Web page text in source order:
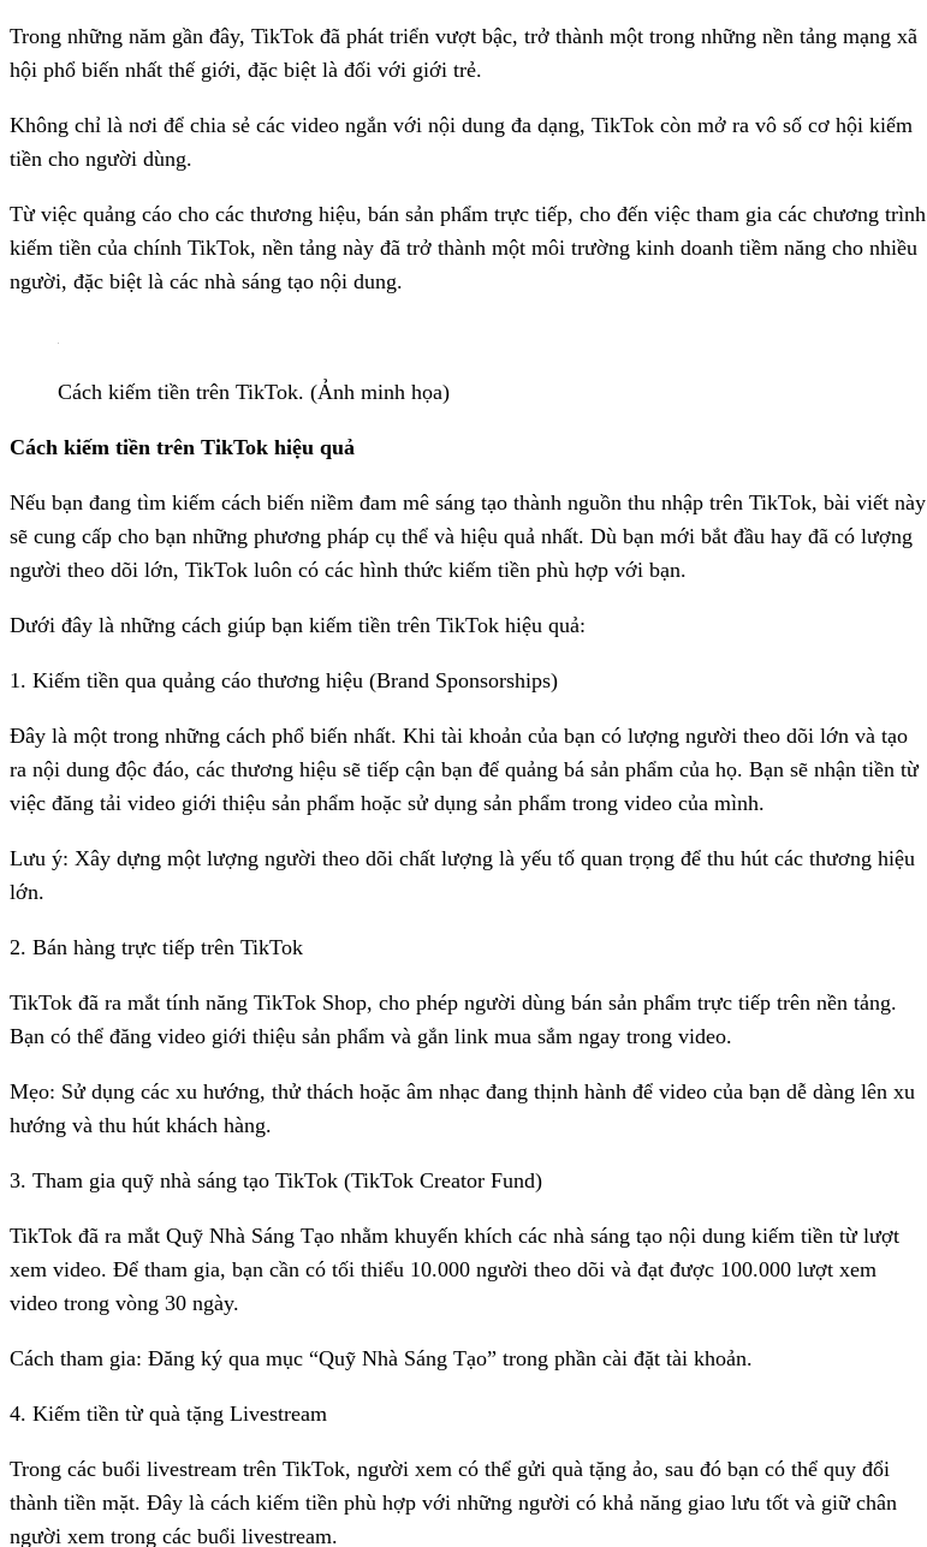
Trong những năm gần đây, TikTok đã phát triển vượt bậc, trở thành một trong những nền tảng mạng xã
hội phổ biến nhất thế giới, đặc biệt là đối với giới trẻ.
Không chỉ là nơi để chia sẻ các video ngắn với nội dung đa dạng, TikTok còn mở ra vô số cơ hội kiếm
tiền cho người dùng.
Từ việc quảng cáo cho các thương hiệu, bán sản phẩm trực tiếp, cho đến việc tham gia các chương trình
kiếm tiền của chính TikTok, nền tảng này đã trở thành một môi trường kinh doanh tiềm năng cho nhiều
người, đặc biệt là các nhà sáng tạo nội dung.
Cách kiếm tiền trên TikTok. (Ảnh minh họa)
Cách kiếm tiền trên TikTok hiệu quả
Nếu bạn đang tìm kiếm cách biến niềm đam mê sáng tạo thành nguồn thu nhập trên TikTok, bài viết này
sẽ cung cấp cho bạn những phương pháp cụ thể và hiệu quả nhất. Dù bạn mới bắt đầu hay đã có lượng
người theo dõi lớn, TikTok luôn có các hình thức kiếm tiền phù hợp với bạn.
Dưới đây là những cách giúp bạn kiếm tiền trên TikTok hiệu quả:
1. Kiếm tiền qua quảng cáo thương hiệu (Brand Sponsorships)
Đây là một trong những cách phổ biến nhất. Khi tài khoản của bạn có lượng người theo dõi lớn và tạo
ra nội dung độc đáo, các thương hiệu sẽ tiếp cận bạn để quảng bá sản phẩm của họ. Bạn sẽ nhận tiền từ
việc đăng tải video giới thiệu sản phẩm hoặc sử dụng sản phẩm trong video của mình.
Lưu ý: Xây dựng một lượng người theo dõi chất lượng là yếu tố quan trọng để thu hút các thương hiệu
lớn.
2. Bán hàng trực tiếp trên TikTok
TikTok đã ra mắt tính năng TikTok Shop, cho phép người dùng bán sản phẩm trực tiếp trên nền tảng.
Bạn có thể đăng video giới thiệu sản phẩm và gắn link mua sắm ngay trong video.
Mẹo: Sử dụng các xu hướng, thử thách hoặc âm nhạc đang thịnh hành để video của bạn dễ dàng lên xu
hướng và thu hút khách hàng.
3. Tham gia quỹ nhà sáng tạo TikTok (TikTok Creator Fund)
TikTok đã ra mắt Quỹ Nhà Sáng Tạo nhằm khuyến khích các nhà sáng tạo nội dung kiếm tiền từ lượt
xem video. Để tham gia, bạn cần có tối thiểu 10.000 người theo dõi và đạt được 100.000 lượt xem
video trong vòng 30 ngày.
Cách tham gia: Đăng ký qua mục “Quỹ Nhà Sáng Tạo” trong phần cài đặt tài khoản.
4. Kiếm tiền từ quà tặng Livestream
Trong các buổi livestream trên TikTok, người xem có thể gửi quà tặng ảo, sau đó bạn có thể quy đổi
thành tiền mặt. Đây là cách kiếm tiền phù hợp với những người có khả năng giao lưu tốt và giữ chân
người xem trong các buổi livestream.